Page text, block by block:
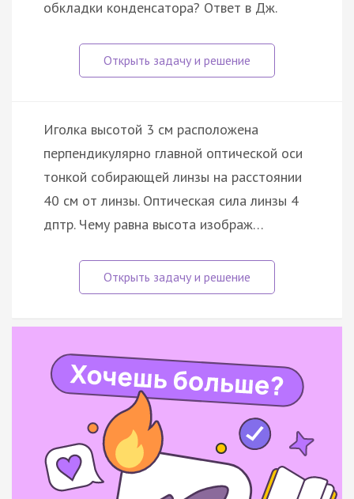
обкладки конденсатора? Ответ в Дж.
Иголка высотой 3 см расположена
перпендикулярно главной оптической оси
тонкой собирающей линзы на расстоянии
40 см от линзы. Оптическая сила линзы 4
дптр. Чему равна высота изображ…